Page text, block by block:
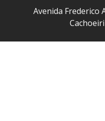
Avenida Frederico